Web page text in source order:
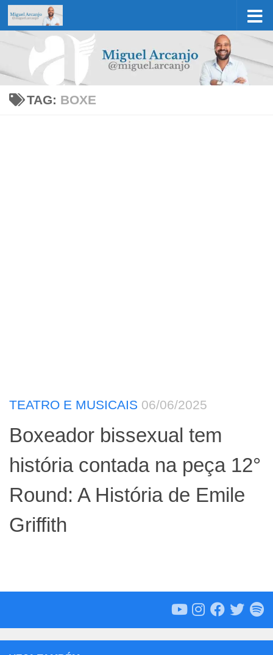
Skip to content
TAG: BOXE
TEATRO E MUSICAIS 06/06/2025
Boxeador bissexual tem
história contada na peça 12°
Round: A História de Emile
Griffith